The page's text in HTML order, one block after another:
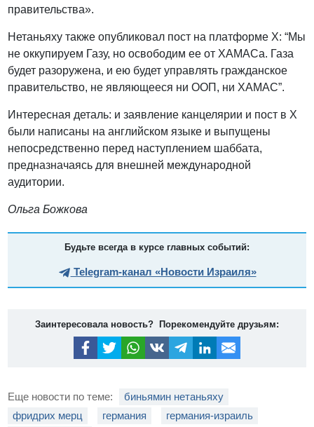
правительства».
Нетаньяху также опубликовал пост на платформе X: “Мы
не оккупируем Газу, но освободим ее от ХАМАСа. Газа
будет разоружена, и ею будет управлять гражданское
правительство, не являющееся ни ООП, ни ХАМАС”.
Интересная деталь: и заявление канцелярии и пост в Х
были написаны на английском языке и выпущены
непосредственно перед наступлением шаббата,
предназначаясь для внешней международной
аудитории.
Ольга Божкова
Будьте всегда в курсе главных событий:
Telegram-канал «Новости Израиля»
Заинтересовала новость? Порекомендуйте друзьям:
Еще новости по теме:
биньямин нетаньяху
фридрих мерц
германия
германия-израиль